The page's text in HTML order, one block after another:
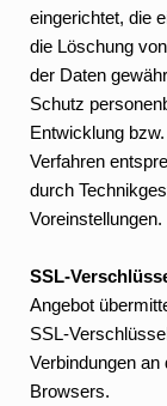
eingerichtet, die
die Löschung
der Daten
Schutz
Entwicklung
Verfahren
durch
Voreinstellungen.
SSL-
Angebot
SSL-
Verbindungen
Browsers.